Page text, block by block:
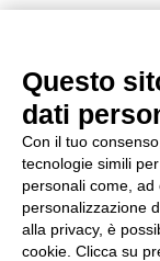
Questo
dati
Con il tuo
tecnologie simili
personali come, ad
personalizzazione
alla privacy, è
cookie. Clicca su